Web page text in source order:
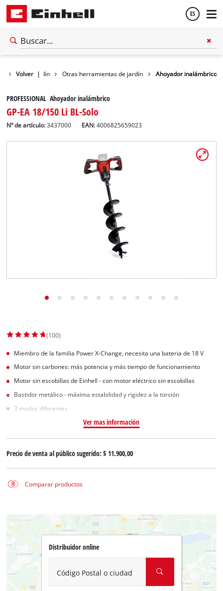
ES
Volver |
Jardín Otras herramientas de jardín Ahoyador inalámbrico
PROFESSIONAL Ahoyador inalámbrico
GP-EA 18/150 Li BL-Solo
Nº de artículo: 3437000 EAN:4006825659023
(100)
Miembro de la familia Power X-Change, necesita una bateria de 18 V
Motor sin carbones: más potencia y más tiempo de funcionamiento
Motor sin escobillas de Einhell - con motor eléctrico sin escobillas
Bastidor metálico - máxima estabilidad y rigidez a la torsión
3 modos diferentes
Ver mas información
Precio de venta al público sugerido:$ 11.900,00
Comparar productos
Distribuidor online
Código Postal o ciudad